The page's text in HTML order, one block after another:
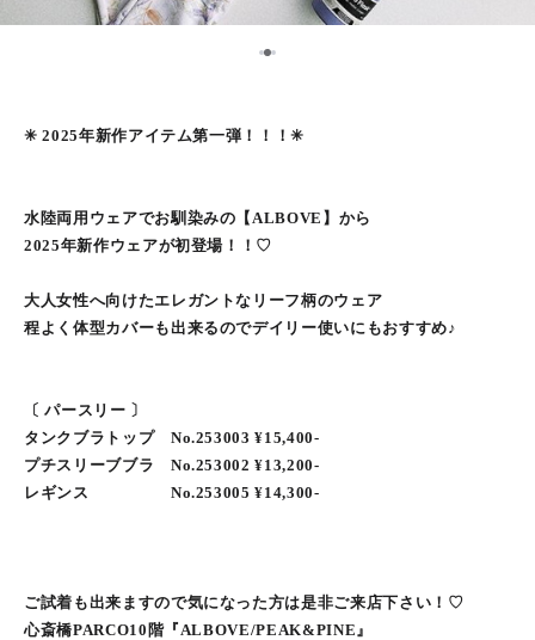
12
✳︎ 2025年新作アイテム第一弾！！！✳︎
水陸両用ウェアでお馴染みの【ALBOVE】から
2025年新作ウェアが初登場！！♡
大人女性へ向けたエレガントなリーフ柄のウェア
程よく体型カバーも出来るのでデイリー使いにもおすすめ♪
〔 パースリー 〕
タンクブラトップ No.253003 ¥15,400-
プチスリーブブラ No.253002 ¥13,200-
レギンス No.253005 ¥14,300-
ご試着も出来ますので気になった方は是非ご来店下さい！♡
心斎橋PARCO10階『ALBOVE/PEAK&PINE』